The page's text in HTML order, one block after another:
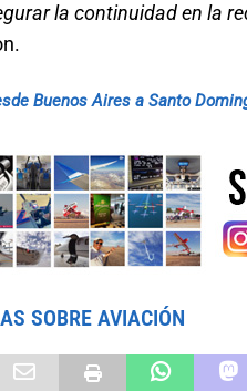
la continuidad en la
Buenos Aires a Santo
SOBRE AVIACIÓN